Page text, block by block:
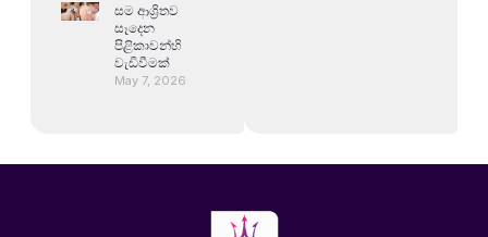
සම ආශ්‍රිතව
සෑදෙන
පිළිකාවන්හි
වැඩිවීමක්
May 7, 2026